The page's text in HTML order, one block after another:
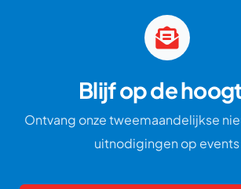
Blijf op de
Ontvang onze tweemaandelijkse
uitnodigingen op events